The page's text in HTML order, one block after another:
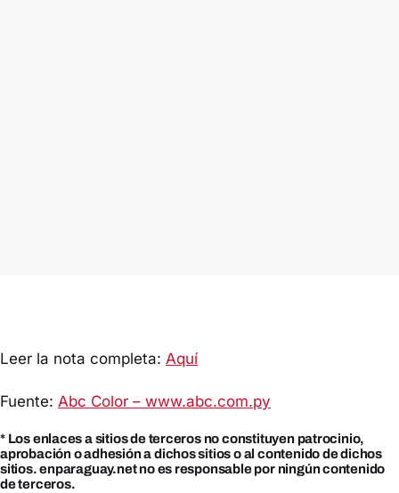
Leer la nota completa: Aquí
Fuente: Abc Color – www.abc.com.py
* Los enlaces a sitios de terceros no constituyen patrocinio,
aprobación o adhesión a dichos sitios o al contenido de dichos
sitios. enparaguay.net no es responsable por ningún contenido
de terceros.